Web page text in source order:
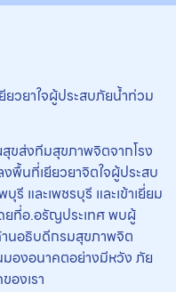
วยาใจผู้ประสบภัยน้ำท่วม
ขส่งทีมสุขภาพจิตจากโรง
พื้นที่เยียวยาจิตใจผู้ประสบ
และเพชรบุรี และเข้าเยี่ยม
ดยที่อ.อรัญประเทศ พบผู้
านอธิบดีกรมสุขภาพจิต
มองอนาคตอย่างมีหวัง ภัย
องเรา